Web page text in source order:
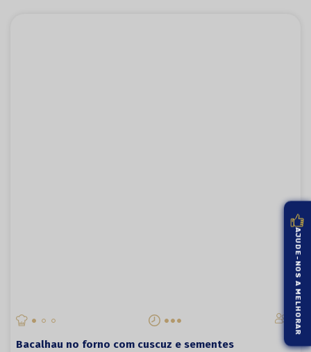
Bacalhau no forno com cuscuz e sementes
AJUDE-NOS A MELHORAR